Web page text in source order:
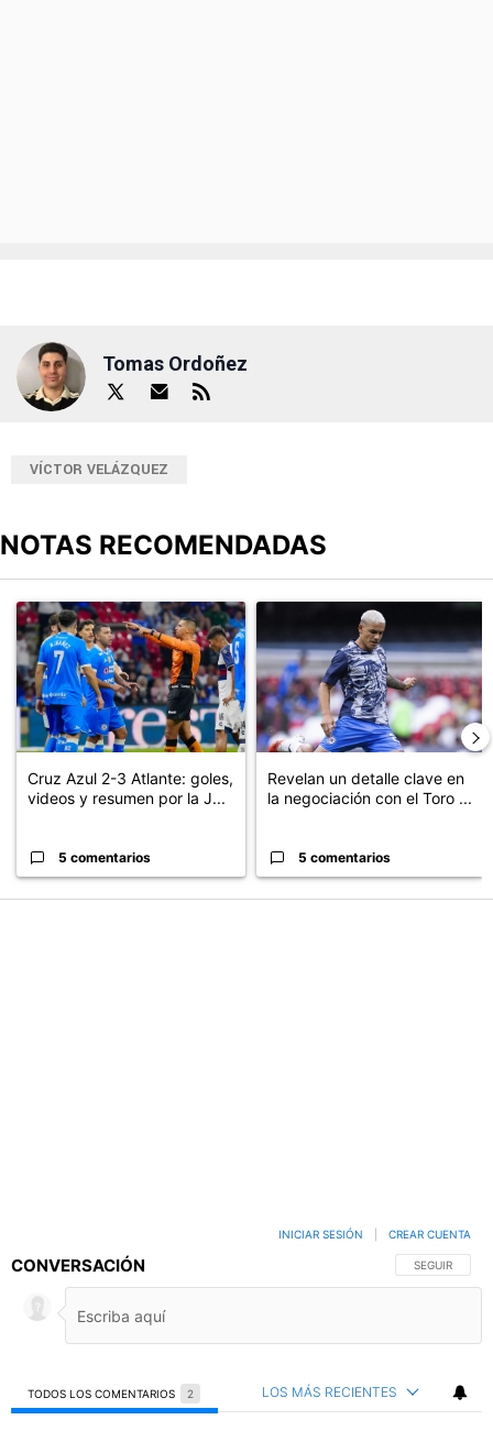
Tomas Ordoñez
VÍCTOR VELÁZQUEZ
NOTAS RECOMENDADAS
Un artículo de tendencia con el título "Cruz Azul 2-3 Atlante:
Cruz Azul 2-3 Atlante: goles,
videos y resumen por la J...
5 comentarios
Un artículo de tendencia con
Revelan un detalle clave en
la negociación con el Toro ...
5 comentarios
CONVERSACIÓN SIGA ESTA
SEGUIR
INICIAR SESIÓN CREAR CUENTA
TODOS LOS COMENTARIOS 2 LOS MÁS RECIENTES